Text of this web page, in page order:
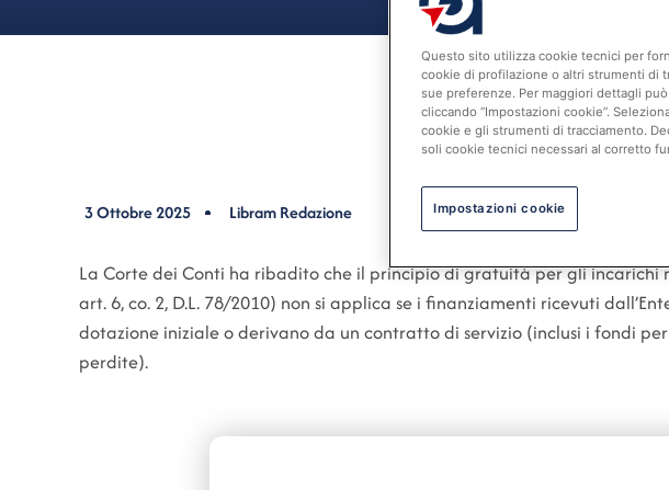
3 Ottobre 2025 Libram Redazione
La Corte dei Conti ha ribadito che il principio di gratuità per gli incarichi
art. 6, co. 2, D.L. 78/2010) non si applica se i finanziamenti ricevuti
dotazione iniziale o derivano da un contratto di servizio (inclusi i fondi
perdite).
Questo sito utilizza cookie tecnici per
cookie di profilazione o altri strumenti di
sue preferenze. Per maggiori dettagli
cliccando “Impostazioni cookie”.
cookie e gli strumenti di tracciamento.
soli cookie tecnici necessari al corretto
Impostazioni cookie